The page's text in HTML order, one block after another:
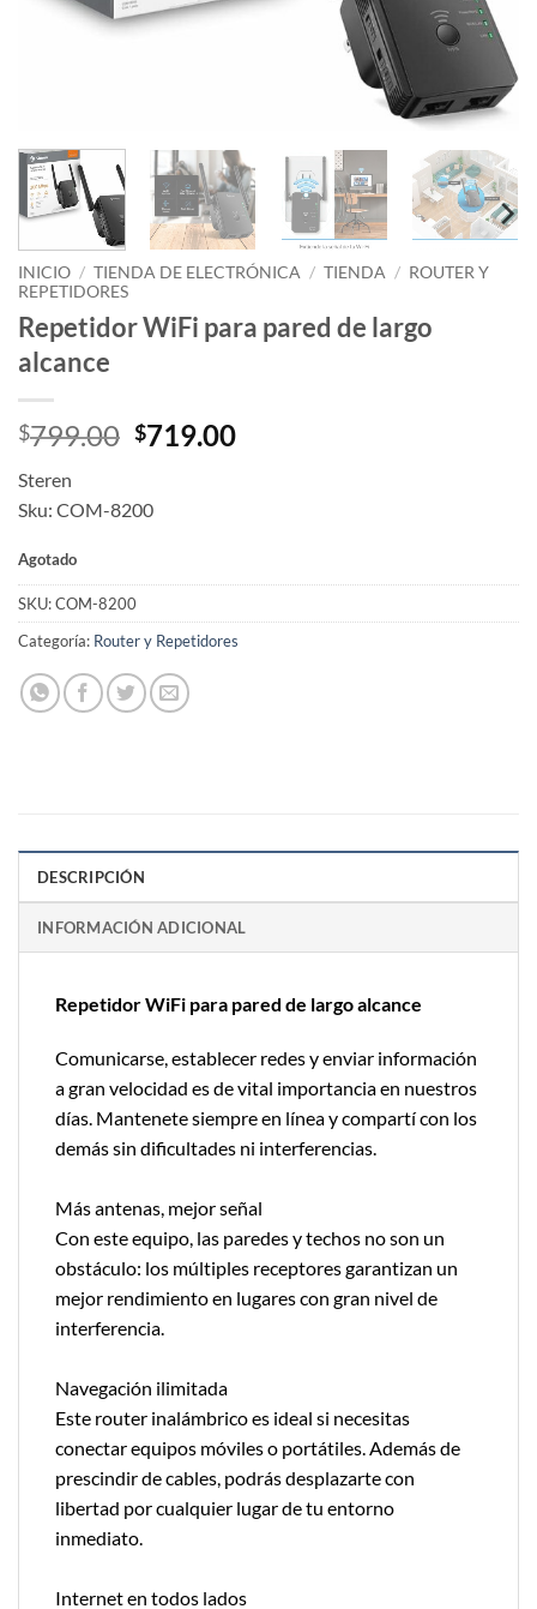
INICIO / TIENDA DE ELECTRÓNICA / TIENDA / ROUTER Y
REPETIDORES
Repetidor WiFi para pared de largo
alcance
$799.00 Original
$799.00.
$719.00Current
Steren
Sku: COM-8200
Agotado
SKU:COM-8200
Categoría: Router y Repetidores
DESCRIPCIÓN
INFORMACIÓN ADICIONAL
Repetidor WiFi para pared de largo alcance
Comunicarse, establecer redes y enviar información
a gran velocidad es de vital importancia en nuestros
días. Mantenete siempre en línea y compartí con los
demás sin dificultades ni interferencias.
Más antenas, mejor señal
Con este equipo, las paredes y techos no son un
obstáculo: los múltiples receptores garantizan un
mejor rendimiento en lugares con gran nivel de
interferencia.
Navegación ilimitada
Este router inalámbrico es ideal si necesitas
conectar equipos móviles o portátiles. Además de
prescindir de cables, podrás desplazarte con
libertad por cualquier lugar de tu entorno
inmediato.
Internet en todos lados